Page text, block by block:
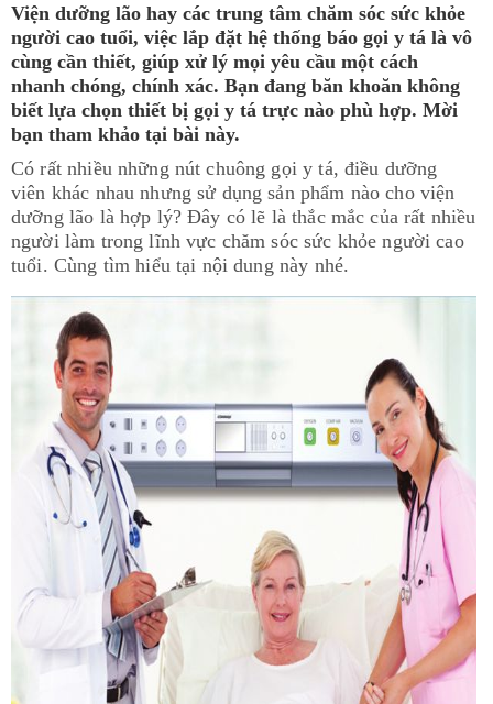
Viện dưỡng lão hay các trung tâm chăm sóc sức khỏe
người cao tuổi, việc lắp đặt hệ thống báo gọi y tá là vô
cùng cần thiết, giúp xử lý mọi yêu cầu một cách
nhanh chóng, chính xác. Bạn đang băn khoăn không
biết lựa chọn thiết bị gọi y tá trực nào phù hợp. Mời
bạn tham khảo tại bài này.
Có rất nhiều những nút chuông gọi y tá, điều dưỡng
viên khác nhau nhưng sử dụng sản phẩm nào cho viện
dưỡng lão là hợp lý? Đây có lẽ là thắc mắc của rất nhiều
người làm trong lĩnh vực chăm sóc sức khỏe người cao
tuổi. Cùng tìm hiểu tại nội dung này nhé.